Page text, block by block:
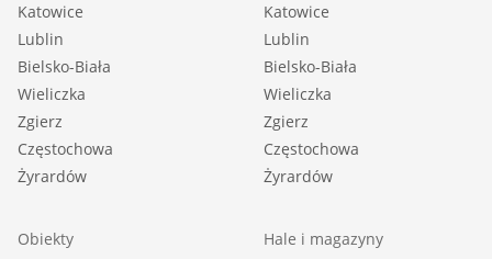
Katowice
Lublin
Bielsko-Biała
Wieliczka
Zgierz
Częstochowa
Żyrardów
Katowice
Lublin
Bielsko-Biała
Wieliczka
Zgierz
Częstochowa
Żyrardów
Obiekty
Hale i magazyny